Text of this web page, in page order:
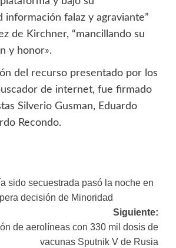
información falaz y agraviante”
de Kirchner, “mancillando su
y honor».
del recurso presentado por los
de internet, fue firmado
Silverio Gusman, Eduardo
Recondo.
sido secuestrada pasó la noche en
decisión de Minoridad
Siguiente:
de aerolíneas con 330 mil dosis de
vacunas Sputnik V de Rusia